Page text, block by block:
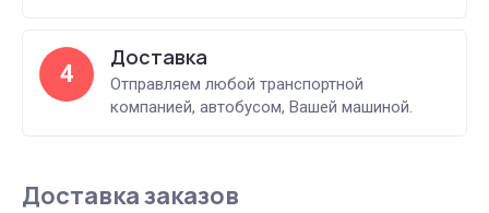
4
Доставка
Отправляем любой транспортной
компанией, автобусом, Вашей машиной.
Доставка заказов